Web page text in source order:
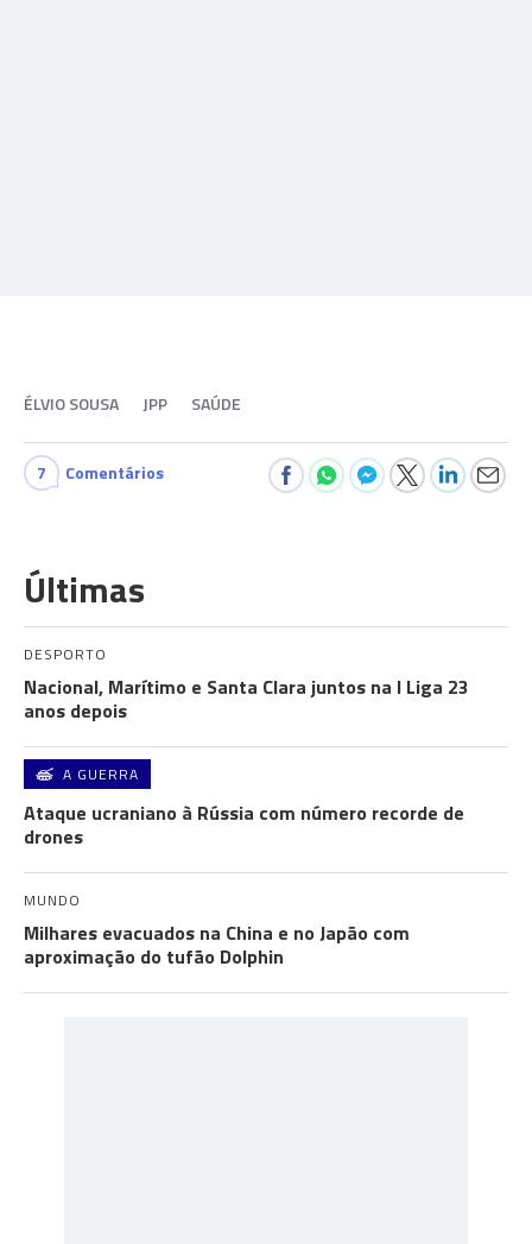
ÉLVIO SOUSA JPP SAÚDE
7 Comentários
Últimas
DESPORTO
Nacional, Marítimo e Santa Clara juntos na I Liga 23
anos depois
A GUERRA
Ataque ucraniano à Rússia com número recorde de
drones
MUNDO
Milhares evacuados na China e no Japão com
aproximação do tufão Dolphin